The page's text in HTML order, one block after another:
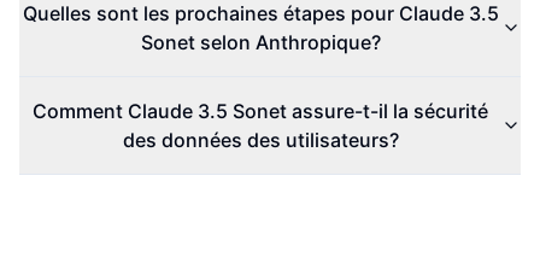
Quelles sont les prochaines étapes pour Claude 3.5
Sonet selon Anthropique?
Comment Claude 3.5 Sonet assure-t-il la sécurité
des données des utilisateurs?